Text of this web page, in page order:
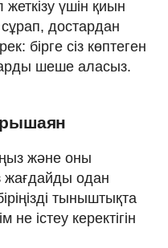
жеткізу үшін қиын
достардан
бірге сіз көптеген
шеше аласыз.
және оны
жағдайды одан
тыныштықта
істеу керектігін